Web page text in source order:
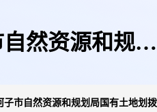
然资源和规划
子市自然资源和规划局国有土地划